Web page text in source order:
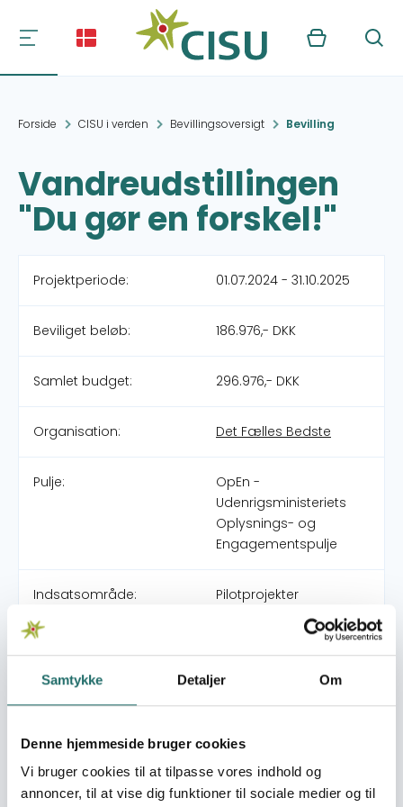
Samtykke Detaljer Om
Denne hjemmeside bruger cookies
Vi bruger cookies til at tilpasse vores indhold og
annoncer, til at vise dig funktioner til sociale medier og til
Kurv Søg
Forside CISU i verden Bevillingsoversigt Bevilling
Vandreudstillingen
"Du gør en forskel!"
Projektperiode: 01.07.2024 - 31.10.2025
Beviliget beløb: 186.976,- DKK
Samlet budget: 296.976,- DKK
Organisation: Det Fælles Bedste
Pulje:
OpEn -
Udenrigsministeriets
Oplysnings- og
Engagementspulje
Indsatsområde: Pilotprojekter
World goals:
Mål 7: Bæredygtig
Mål 11: Bæredygtige
byer og lokalsamfund
forbrug og produktion
Mål 13: Klimaindsats